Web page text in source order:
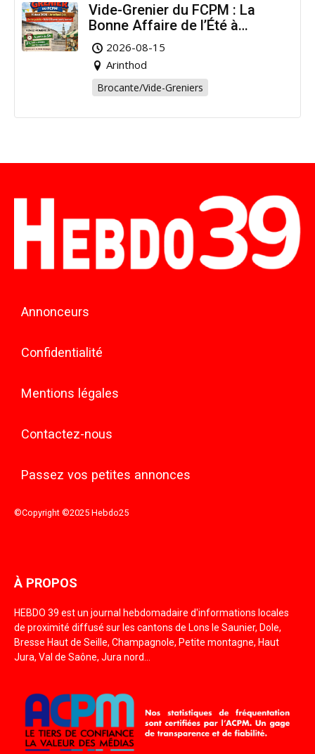
Vide-Grenier du FCPM : La
Bonne Affaire de l’Été à
Arinthod !
2026-08-15
Arinthod
Brocante/Vide-Greniers